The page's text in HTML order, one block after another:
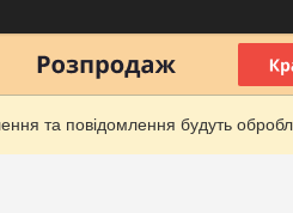
та повідомлення будуть